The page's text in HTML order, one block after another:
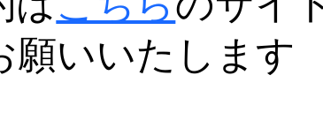
願いいたします